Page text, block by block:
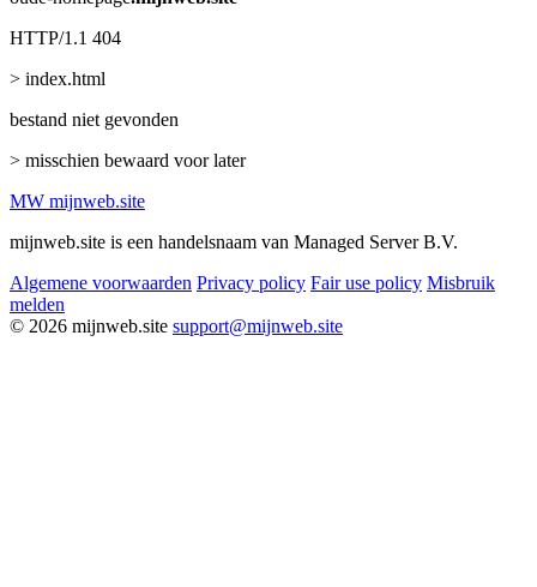
HTTP/1.1 404
> index.html
bestand niet gevonden
> misschien bewaard voor later
MW mijnweb.site
mijnweb.site is een handelsnaam van Managed Server B.V.
Algemene voorwaarden Privacy policy Fair use policy Misbruik
melden
© 2026 mijnweb.site support@mijnweb.site